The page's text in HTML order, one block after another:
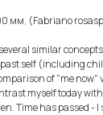
мм, (Fabriano
similar
self (including
of "me now"
myself today
Time has passed -